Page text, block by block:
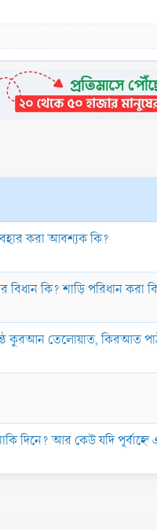
করা আবশ্যক কি?
কি? শাড়ি পরিধান করা
কুরআন তেলোয়াত, কিরআত
দিনে? আর কেউ যদি